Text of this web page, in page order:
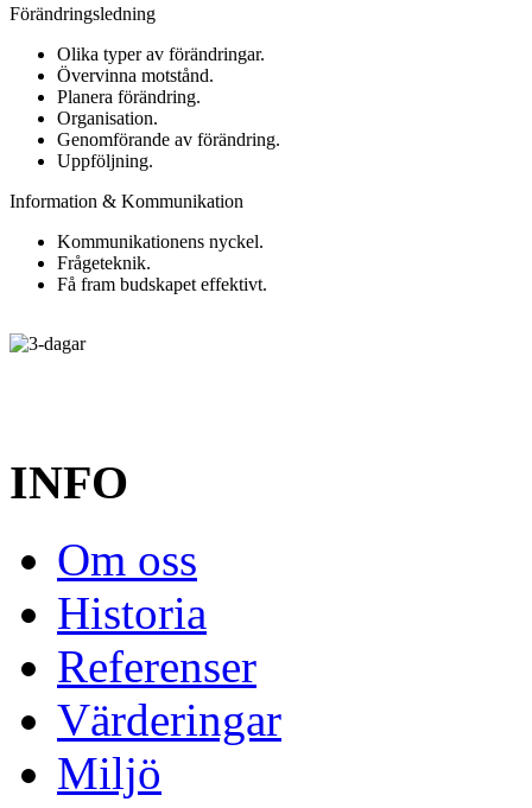
Förändringsledning
Olika typer av förändringar.
Övervinna motstånd.
Planera förändring.
Organisation.
Genomförande av förändring.
Uppföljning.
Information & Kommunikation
Kommunikationens nyckel.
Frågeteknik.
Få fram budskapet effektivt.
INFO
Om oss
Historia
Referenser
Värderingar
Miljö